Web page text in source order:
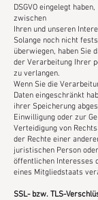
DSGVO eingelegt
zwischen
Ihren und unseren
Solange noch nicht
überwiegen, haben Sie
der Verarbeitung Ihrer
zu verlangen.
Wenn Sie die
Daten eingeschränkt
ihrer Speicherung
Einwilligung oder zur
Verteidigung von
der Rechte einer
juristischen Person
öffentlichen Interesses
eines Mitgliedstaats
SSL- bzw. TLS-